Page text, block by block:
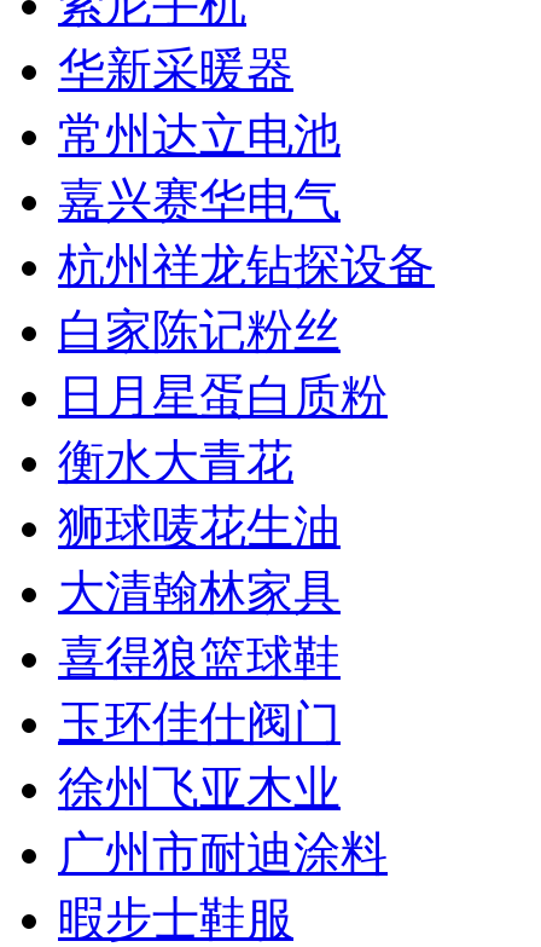
华新采暖器
常州达立电池
嘉兴赛华电气
杭州祥龙钻探设备
白家陈记粉丝
日月星蛋白质粉
衡水大青花
狮球唛花生油
大清翰林家具
喜得狼篮球鞋
玉环佳仕阀门
徐州飞亚木业
广州市耐迪涂料
暇步士鞋服